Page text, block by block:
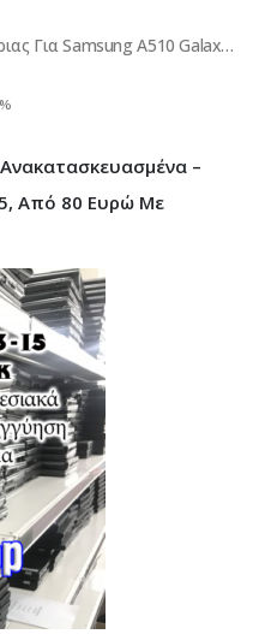
Καλυμμα Μπαταριας Για Samsung A510 Galaxy A5 2016 Μαυρο Grade A
–
Από 80 Ευρώ Με